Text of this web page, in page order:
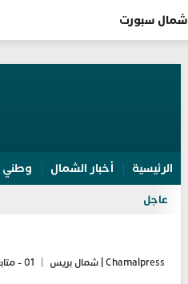
شمال سبورت
الرئيسية أخبار الشمال وطني
عاجل
Chamalpress | شمال بريس 01 - متابعات